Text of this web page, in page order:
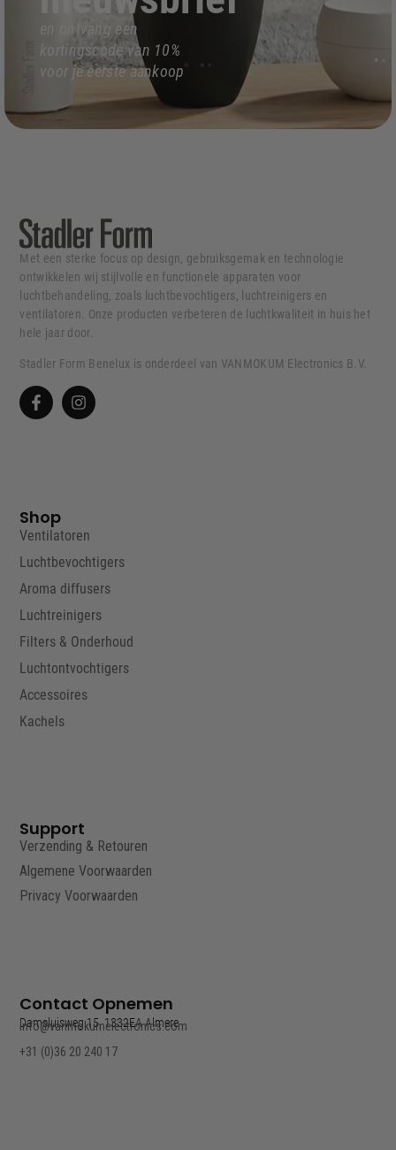
en ontvang een
kortingscode van 10%
voor je eerste aankoop
Met een sterke focus op design, gebruiksgemak en technologie
ontwikkelen wij stijlvolle en functionele apparaten voor
luchtbehandeling, zoals luchtbevochtigers, luchtreinigers en
ventilatoren. Onze producten verbeteren de luchtkwaliteit in huis het
hele jaar door.
Stadler Form Benelux is onderdeel van VANMOKUM Electronics B.V.
Shop
Ventilatoren
Luchtbevochtigers
Aroma diffusers
Luchtreinigers
Filters & Onderhoud
Luchtontvochtigers
Accessoires
Kachels
Support
Verzending & Retouren
Algemene Voorwaarden
Privacy Voorwaarden
Contact Opnemen
Damsluisweg 15, 1332EA Almere
info@vanmokumelectronics.com
+31 (0)36 20 240 17